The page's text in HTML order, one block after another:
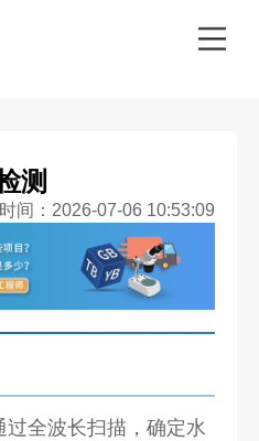
测
间：2026-07-06 10:53:09
过全波长扫描，确定水